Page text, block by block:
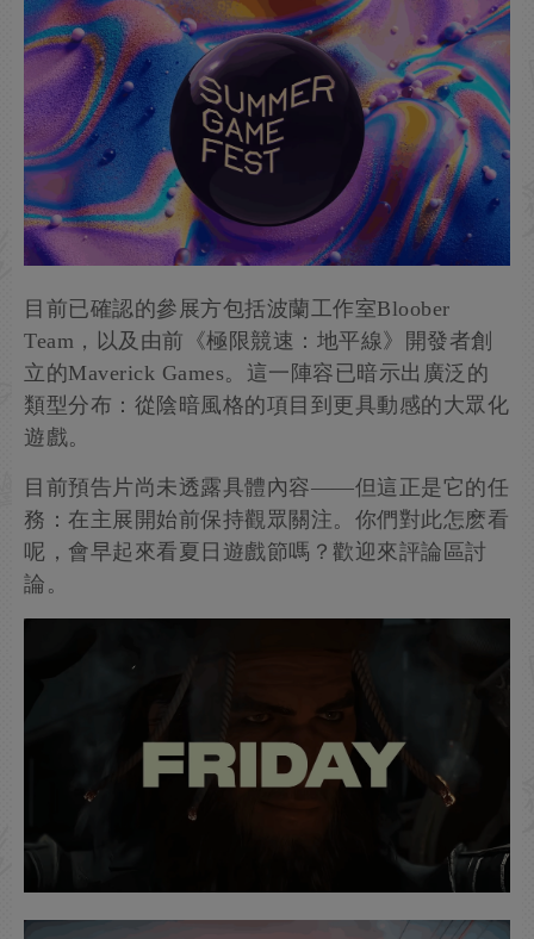
目前已確認的參展方包括波蘭工作室Bloober
Team，以及由前《極限競速：地平線》開發者創
立的Maverick Games。這一陣容已暗示出廣泛的
類型分布：從陰暗風格的項目到更具動感的大眾化
遊戲。
目前預告片尚未透露具體內容——但這正是它的任
務：在主展開始前保持觀眾關注。你們對此怎麽看
呢，會早起來看夏日遊戲節嗎？歡迎來評論區討
論。